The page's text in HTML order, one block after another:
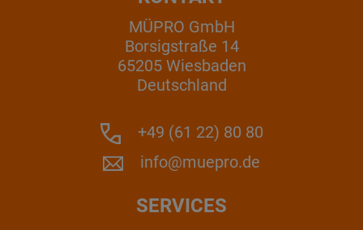
MÜPRO GmbH
Borsigstraße 14
65205 Wiesbaden
Deutschland
+49 (61 22) 80 80
info@muepro.de
SERVICES